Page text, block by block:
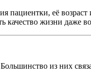
пациентки, её
качество жизни даже
из них